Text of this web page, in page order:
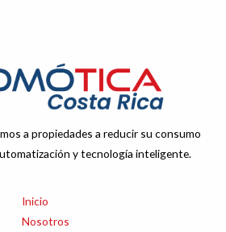
a propiedades a reducir su consumo
y tecnología inteligente.
Inicio
Nosotros